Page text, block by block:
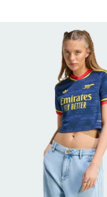
a la lista de deseos